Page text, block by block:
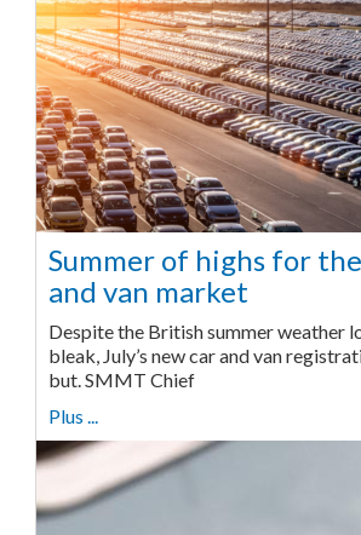
Summer of highs for
and van market
Despite the British summer weather
bleak, July’s new car and van
but. SMMT Chief
Plus ...